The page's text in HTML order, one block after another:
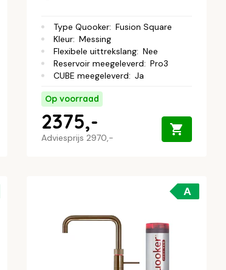
Type Quooker: Fusion Square
Kleur: Messing
Flexibele uittrekslang: Nee
Reservoir meegeleverd: Pro3
CUBE meegeleverd: Ja
Op voorraad
Adviesprijs 2970,-
2375,-
A